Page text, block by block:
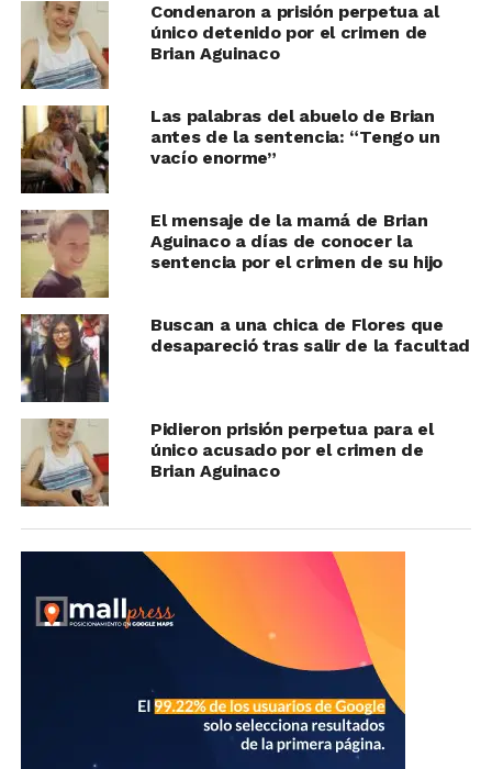
Condenaron a prisión perpetua al
único detenido por el crimen de
Brian Aguinaco
Las palabras del abuelo de Brian
antes de la sentencia: “Tengo un
vacío enorme”
El mensaje de la mamá de Brian
Aguinaco a días de conocer la
sentencia por el crimen de su hijo
Buscan a una chica de Flores que
desapareció tras salir de la facultad
Pidieron prisión perpetua para el
único acusado por el crimen de
Brian Aguinaco